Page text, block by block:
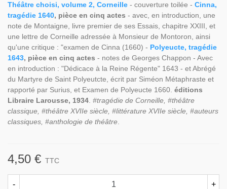
Théâtre choisi, volume 2, Corneille - couverture toilée - Cinna,
tragédie 1640, pièce en cinq actes - avec, en introduction, une
note de Montaigne, livre premier de ses Essais, chapitre XXIII, et
une lettre de Corneille adressée à Monsieur de Montoron, ainsi
qu'une critique : "examen de Cinna (1660) - Polyeucte, tragédie
1643, pièce en cinq actes - notes de Georges Chappon - Avec
en introduction : "Dédicace à la Reine Régente" 1643 - et Abrégé
du Martyre de Saint Polyeutcte, écrit par Siméon Métaphraste et
rapporté par Surius, et Examen de Polyeucte 1660. éditions
Libraire Larousse, 1934 #tragédie de Corneille, #théâtre
classique, #théâtre XVIIe siècle, #littérature XVIIe siècle, #auteurs
classiques, #anthologie de théâtre
4,50 € TTC
- +